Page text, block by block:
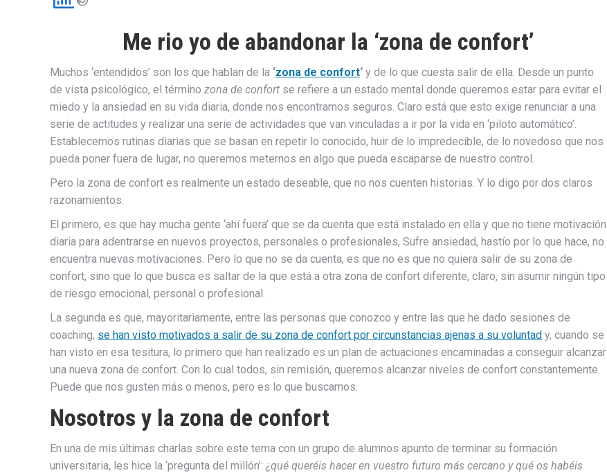
Me rio yo de abandonar la ‘zona de confort’
Muchos ‘entendidos’ son los que hablan de la ‘zona de confort‘ y de lo que cuesta salir de ella. Desde un punto
de vista psicológico, el término zona de confort se refiere a un estado mental donde queremos estar para evitar el
miedo y la ansiedad en su vida diaria, donde nos encontramos seguros. Claro está que esto exige renunciar a una
serie de actitudes y realizar una serie de actividades que van vinculadas a ir por la vida en ‘piloto automático’.
Establecemos rutinas diarias que se basan en repetir lo conocido, huir de lo impredecible, de lo novedoso que nos
pueda poner fuera de lugar, no queremos meternos en algo que pueda escaparse de nuestro control.
Pero la zona de confort es realmente un estado deseable, que no nos cuenten historias. Y lo digo por dos claros
razonamientos.
El primero, es que hay mucha gente ‘ahí fuera’ que se da cuenta que está instalado en ella y que no tiene motivación
diaria para adentrarse en nuevos proyectos, personales o profesionales, Sufre ansiedad, hastío por lo que hace, no
encuentra nuevas motivaciones. Pero lo que no se da cuenta, es que no es que no quiera salir de su zona de
confort, sino que lo que busca es saltar de la que está a otra zona de confort diferente, claro, sin asumir ningún tipo
de riesgo emocional, personal o profesional.
La segunda es que, mayoritariamente, entre las personas que conozco y entre las que he dado sesiones de
coaching, se han visto motivados a salir de su zona de confort por circunstancias ajenas a su voluntad y, cuando se
han visto en esa tesitura, lo primero que han realizado es un plan de actuaciones encaminadas a conseguir alcanzar
una nueva zona de confort. Con lo cual todos, sin remisión, queremos alcanzar niveles de confort constantemente.
Puede que nos gusten más o menos, pero es lo que buscamos.
Nosotros y la zona de confort
En una de mis últimas charlas sobre este tema con un grupo de alumnos apunto de terminar su formación
universitaria, les hice la ‘pregunta del millón’: ¿qué queréis hacer en vuestro futuro más cercano y qué os habéis